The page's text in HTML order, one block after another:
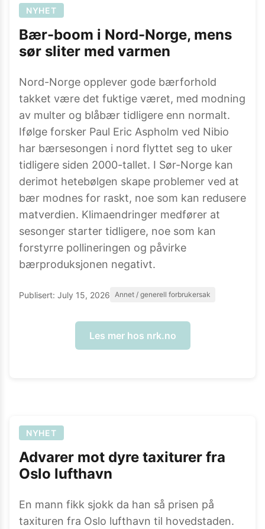
NYHET
Bær-boom i Nord-Norge, mens
sør sliter med varmen
Nord-Norge opplever gode bærforhold
takket være det fuktige været, med modning
av multer og blåbær tidligere enn normalt.
Ifølge forsker Paul Eric Aspholm ved Nibio
har bærsesongen i nord flyttet seg to uker
tidligere siden 2000-tallet. I Sør-Norge kan
derimot hetebølgen skape problemer ved at
bær modnes for raskt, noe som kan redusere
matverdien. Klimaendringer medfører at
sesonger starter tidligere, noe som kan
forstyrre pollineringen og påvirke
bærproduksjonen negativt.
Publisert: July 15, 2026 Annet / generell forbrukersak
Les mer hos nrk.no
NYHET
Advarer mot dyre taxiturer fra
Oslo lufthavn
En mann fikk sjokk da han så prisen på
taxituren fra Oslo lufthavn til hovedstaden.